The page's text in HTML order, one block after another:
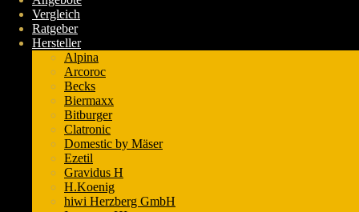
Vergleich
Ratgeber
Hersteller
Alpina
Arcoroc
Becks
Biermaxx
Bitburger
Clatronic
Domestic by Mäser
Ezetil
Gravidus H
H.Koenig
hiwi Herzberg GmbH